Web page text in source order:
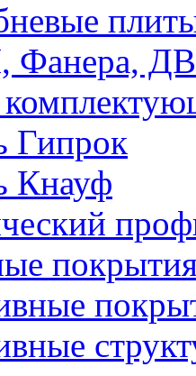
Гипрок
Кнауф